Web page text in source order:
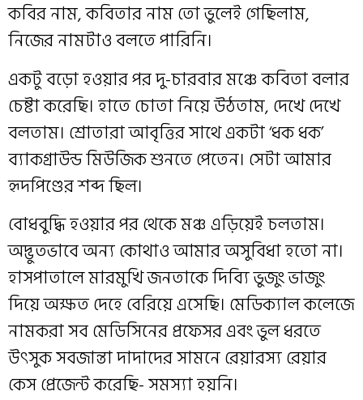
কবির নাম, কবিতার নাম তো ভুলেই গেছিলাম,
নিজের নামটাও বলতে পারিনি।
একটু বড়ো হওয়ার পর দু-চারবার মঞ্চে কবিতা বলার
চেষ্টা করেছি। হাতে চোতা নিয়ে উঠতাম, দেখে দেখে
বলতাম। শ্রোতারা আবৃত্তির সাথে একটা ‘ধক ধক’
ব্যাকগ্রাউন্ড মিউজিক শুনতে পেতেন। সেটা আমার
হৃদপিণ্ডের শব্দ ছিল।
বোধবুদ্ধি হওয়ার পর থেকে মঞ্চ এড়িয়েই চলতাম।
অদ্ভুতভাবে অন্য কোথাও আমার অসুবিধা হতো না।
হাসপাতালে মারমুখি জনতাকে দিব্যি ভুজুং ভাজুং
দিয়ে অক্ষত দেহে বেরিয়ে এসেছি। মেডিক্যাল কলেজে
নামকরা সব মেডিসিনের প্রফেসর এবং ভুল ধরতে
উৎসুক সবজান্তা দাদাদের সামনে রেয়ারস্য রেয়ার
কেস প্রেজেন্ট করেছি- সমস্যা হয়নি।